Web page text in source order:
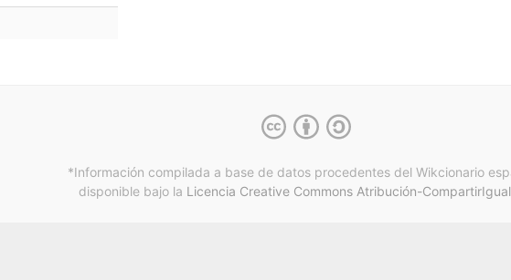
*Información compilada a base de datos procedentes del Wikcionario
disponible bajo la Licencia Creative Commons Atribución-